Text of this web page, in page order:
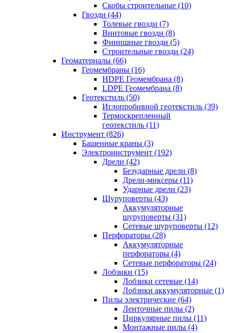
Скобы строительные (10)
Гвозди (44)
Толевые гвозди (7)
Винтовые гвозди (8)
Финишные гвозди (5)
Строительные гвозди (24)
Геоматериалы (66)
Геомембраны (16)
HDPE Геомембрана (8)
LDPE Геомембрана (8)
Геотекстиль (50)
Иглопробивной геотекстиль (39)
Термоскрепленный
геотекстиль (11)
Инструмент (826)
Башенные краны (3)
Электроинструмент (192)
Дрели (42)
Безударные дрели (8)
Дрели-миксеры (11)
Ударные дрели (23)
Шуруповерты (43)
Аккумуляторные
шуруповерты (31)
Сетевые шуруповерты (12)
Перфораторы (28)
Аккумуляторные
перфораторы (4)
Сетевые перфораторы (24)
Лобзики (15)
Лобзики сетевые (14)
Лобзики аккумуляторные (1)
Пилы электрические (64)
Ленточные пилы (2)
Циркулярные пилы (11)
Монтажные пилы (4)